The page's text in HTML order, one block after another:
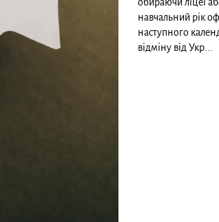
навчальний рік
наступного
відміну від Укр...